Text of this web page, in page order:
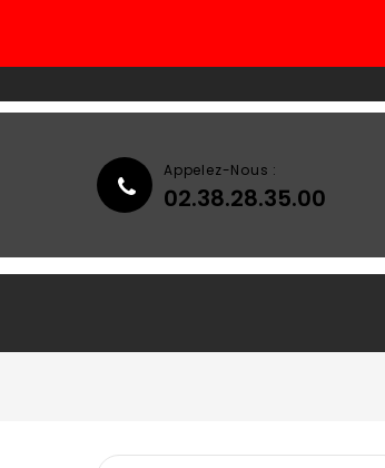
Appelez-Nous :
02.38.28.35.00